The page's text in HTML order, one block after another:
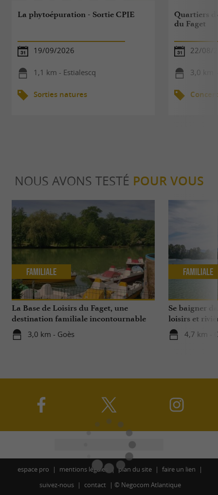
La phytoépuration - Sortie CPIE
19/09/2026
1,1 km - Estialescq
Sorties natures
Quartiers
du Faget
22/08/
3,0 km
NOUS AVONS TESTÉ POUR VOUS
La Base de Loisirs du Faget, une
destination familiale incontournable
dans le Béarn
3,0 km - Goès
Familiale
Se baigner
loisirs et
4,7 km -
Familiale
espace pro mentions légales plan du site
faire un lien
suivez-nous
contact © Negocom Atlantique